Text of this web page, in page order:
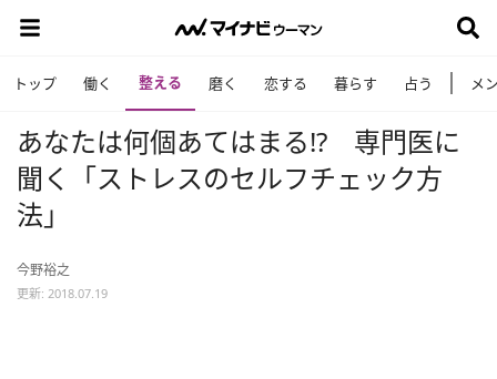
トップ 働く 整える 磨く 恋する 暮らす 占う メ
あなたは何個あてはまる!? 専門医に
聞く「ストレスのセルフチェック方
法」
今野裕之
更新: 2018.07.19